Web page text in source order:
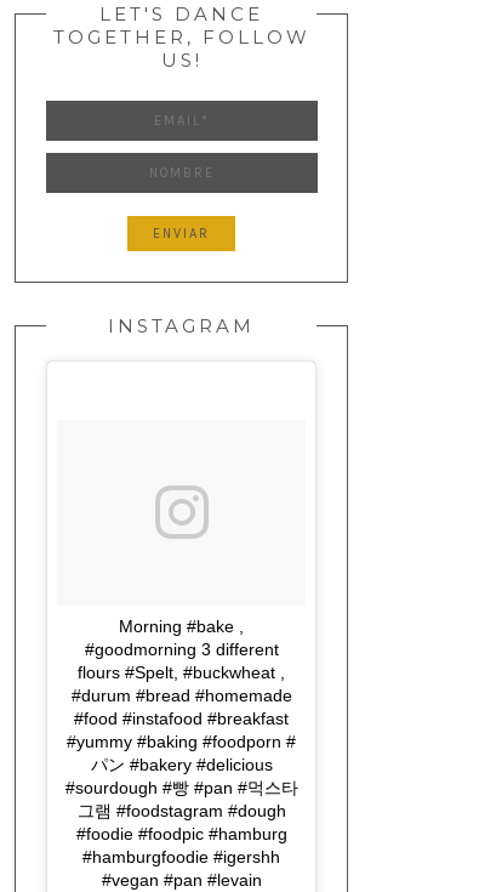
LET'S DANCE
TOGETHER, FOLLOW
US!
INSTAGRAM
Morning #bake ,
#goodmorning 3 different
flours #Spelt, #buckwheat ,
#durum #bread #homemade
#food #instafood #breakfast
#yummy #baking #foodporn #
パン #bakery #delicious
#sourdough #빵 #pan #먹스타
그램 #foodstagram #dough
#foodie #foodpic #hamburg
#hamburgfoodie #igershh
#vegan #pan #levain